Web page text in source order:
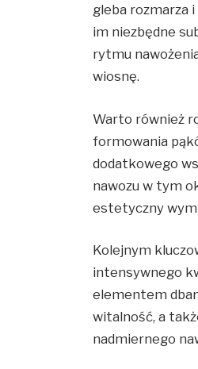
gleba rozmarza
im niezbędne
rytmu
wiosnę.
Warto również
formowania
dodatkowego
nawozu w tym
estetyczny
Kolejnym
intensywnego
elementem
witalność, a
nadmiernego